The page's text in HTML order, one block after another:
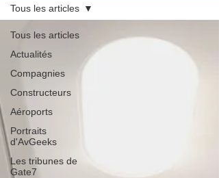
Tous les articles
Actualités
Compagnies
Constructeurs
Aéroports
Portraits
d'AvGeeks
Les tribunes de
Gate7
Tous les articles